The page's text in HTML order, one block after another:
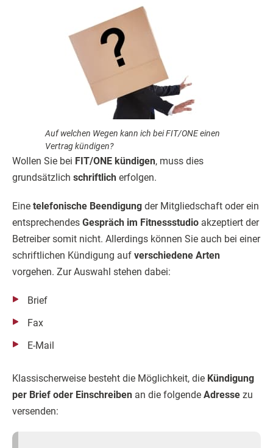
Auf welchen Wegen kann ich bei FIT/ONE einen
Vertrag kündigen?
Wollen Sie bei FIT/ONE kündigen, muss dies
grundsätzlich schriftlich erfolgen.
Eine telefonische Beendigung der Mitgliedschaft oder ein
entsprechendes Gespräch im Fitnessstudio akzeptiert der
Betreiber somit nicht. Allerdings können Sie auch bei einer
schriftlichen Kündigung auf verschiedene Arten
vorgehen. Zur Auswahl stehen dabei:
Brief
Fax
E-Mail
Klassischerweise besteht die Möglichkeit, die Kündigung
per Brief oder Einschreiben an die folgende Adresse zu
versenden: